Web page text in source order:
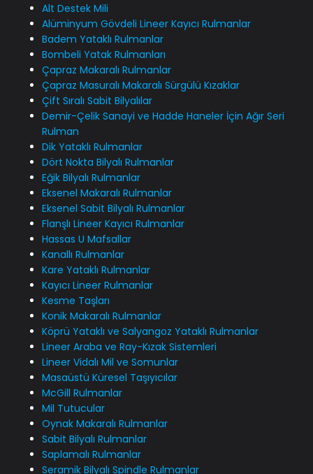
Alt Destek Mili
Alüminyum Gövdeli Lineer Kayıcı Rulmanlar
Badem Yataklı Rulmanlar
Bombeli Yatak Rulmanları
Çapraz Makaralı Rulmanlar
Çapraz Masuralı Makaralı Sürgülü Kızaklar
Çift Sıralı Sabit Bilyalılar
Demir-Çelik Sanayi ve Hadde Haneler İçin Ağır Seri
Rulman
Dik Yataklı Rulmanlar
Dört Nokta Bilyalı Rulmanlar
Eğik Bilyalı Rulmanlar
Eksenel Makaralı Rulmanlar
Eksenel Sabit Bilyalı Rulmanlar
Flanşlı Lineer Kayıcı Rulmanlar
Hassas U Mafsallar
Kanallı Rulmanlar
Kare Yataklı Rulmanlar
Kayıcı Lineer Rulmanlar
Kesme Taşları
Konik Makaralı Rulmanlar
Köprü Yataklı ve Salyangoz Yataklı Rulmanlar
Lineer Araba ve Ray-Kızak Sistemleri
Lineer Vidalı Mil ve Somunlar
Masaüstü Küresel Taşıyıcılar
McGill Rulmanlar
Mil Tutucular
Oynak Makaralı Rulmanlar
Sabit Bilyalı Rulmanlar
Saplamalı Rulmanlar
Seramik Bilyalı Spindle Rulmanlar